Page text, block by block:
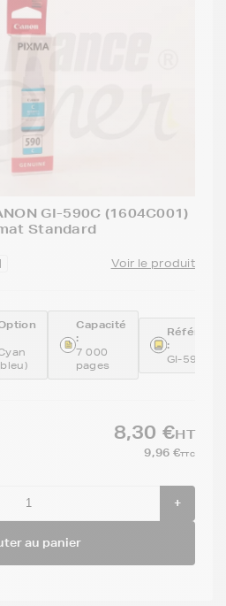
GI-590C (1604C001)
Standard
Voir le produit
Capacité
:
7 000
pages
:
GI-590C
8,30 €HT
9,96 €TTC
+
au panier